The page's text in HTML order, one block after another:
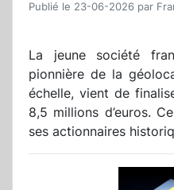
Publié le 23-06-2026 par
La jeune société
pionnière de la
échelle, vient de
8,5 millions d’euros.
ses actionnaires